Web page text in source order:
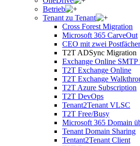
Betrieb
Tenant zu Tenant
Cross Forest Migration
Microsoft 365 CarveOut
CEO mit zwei
T2T ADSync Migration
Exchange Online SMTP
T2T Exchange Online
T2T Exchange
T2T Azure Subscription
T2T DevOps
Tenant2Tenant VLSC
T2T Free/Busy
Microsoft 365 Domain
Tenant Domain Sharing
Tentant2Tenant Client